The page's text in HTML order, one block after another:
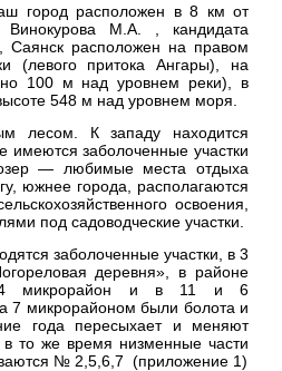
город расположен в 8 км от
М.А. , кандидата
Саянск расположен на правом
(левого притока Ангары), на
100 м над уровнем реки), в
548 м над уровнем моря.
лесом. К западу находится
имеются заболоченные участки
— любимые места отдыха
южнее города, располагаются
освоения,
под садоводческие участки.
заболоченные участки, в 3
деревня», в районе
4 микрорайон и в 11 и 6
7 микрорайоном были болота и
года пересыхает и меняют
то же время низменные части
№ 2,5,6,7 (приложение 1)